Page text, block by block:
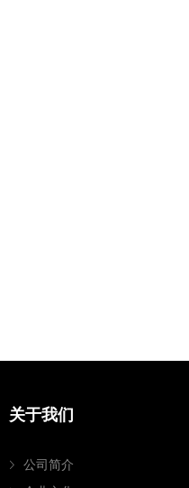
关于我们
公司简介